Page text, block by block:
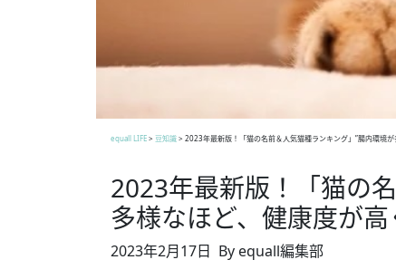
equall LIFE> 豆知識> 2023年最新版！「猫の名前＆人気猫種ランキング」”腸内環境
2023年最新版！「猫の
多様なほど、健康度が
2023年2月17日 By equall編集部